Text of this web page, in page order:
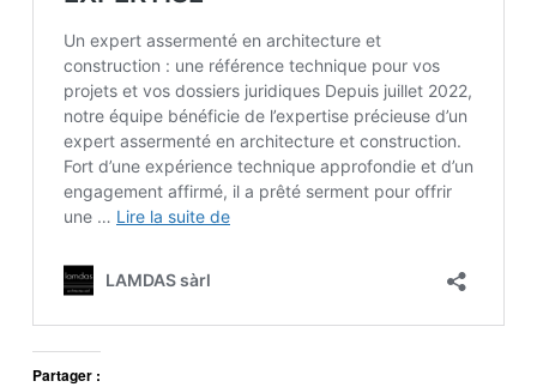
Partager :